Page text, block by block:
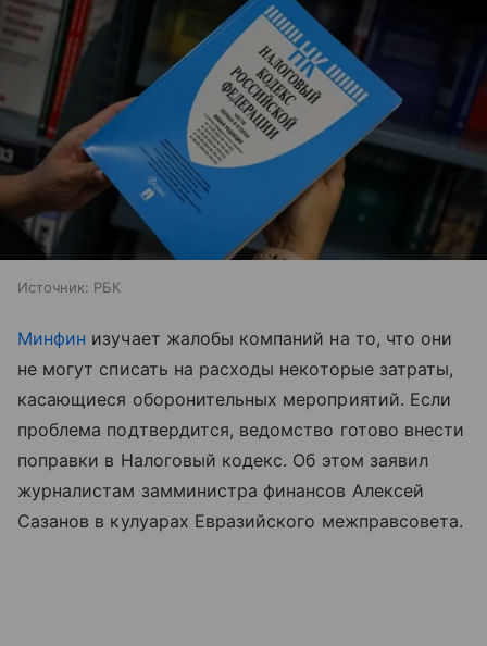
Источник: РБК
Минфин изучает жалобы компаний на то, что они
не могут списать на расходы некоторые затраты,
касающиеся оборонительных мероприятий. Если
проблема подтвердится, ведомство готово внести
поправки в Налоговый кодекс. Об этом заявил
журналистам замминистра финансов Алексей
Сазанов в кулуарах Евразийского межправсовета.